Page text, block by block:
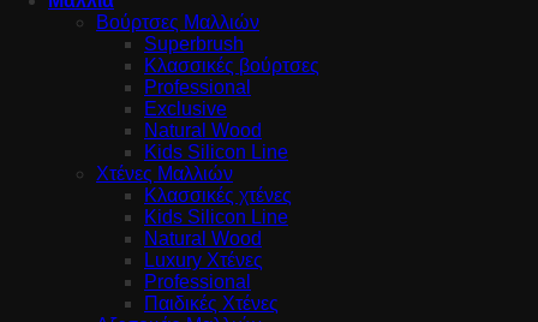
Βούρτσες Μαλλιών
Superbrush
Κλασσικές βούρτσες
Professional
Exclusive
Natural Wood
Kids Silicon Line
Χτένες Μαλλιών
Κλασσικές χτένες
Kids Silicon Line
Natural Wood
Luxury Χτένες
Professional
Παιδικές Χτένες